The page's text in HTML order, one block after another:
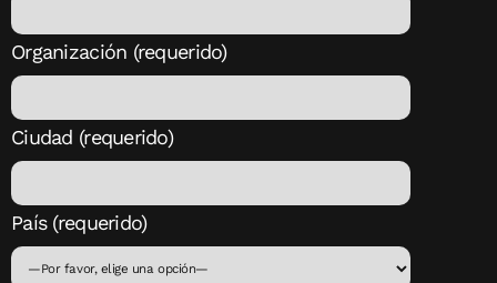
Organización (requerido)
Ciudad (requerido)
País (requerido)